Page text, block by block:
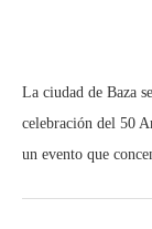
La ciudad de Baza
celebración del 50
un evento que